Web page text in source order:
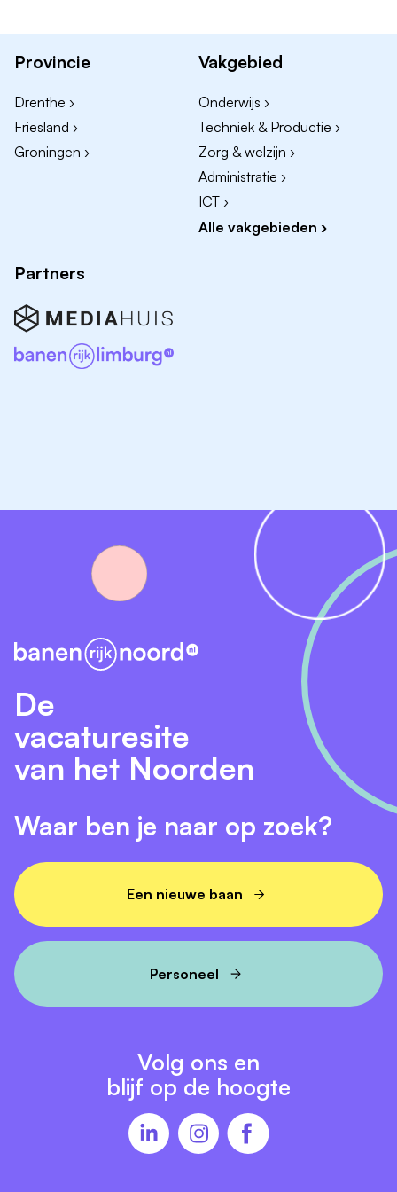
MBO 3/4
24-28 uur
Begeleider Aastraat
Steenwijk
Elke locatie
MBO zorggerelateerd
Vakantie en/of weekend
Smilde
Locatie Bonkelaar
Bonkelaar 2
9422 LJ Smilde
Provincie
Drenthe ›
Friesland ›
Groningen ›
Vakgebied
Onderwijs ›
Techniek & Productie ›
Zorg & welzijn ›
Administratie ›
ICT ›
Alle vakgebieden ›
Partners
De
vacaturesite
van het Noorden
Waar ben je naar op zoek?
Een nieuwe baan
Personeel
Volg ons en
blijf op de hoogte